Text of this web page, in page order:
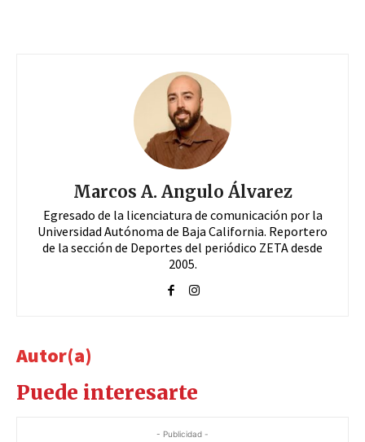
Marcos A. Angulo Álvarez
Egresado de la licenciatura de comunicación por la
Universidad Autónoma de Baja California. Reportero
de la sección de Deportes del periódico ZETA desde
2005.
Autor(a)
Puede interesarte
- Publicidad -